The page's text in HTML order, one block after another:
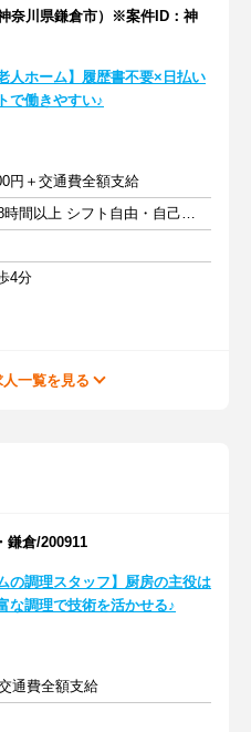
奈川県鎌倉市）※案件ID：神
人ホーム】履歴書不要×日払い
で働きやすい♪
円＋交通費全額支給
週3日以上 1日8時間以上 シフト自由・自己申告
4分
一覧を見る
倉/200911
の調理スタッフ】厨房の主役は
な調理で技術を活かせる♪
通費全額支給